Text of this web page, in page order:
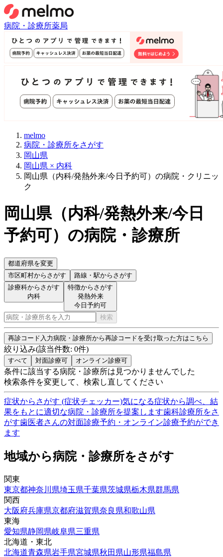
病院・診療所薬局
melmo
病院・診療所をさがす
岡山県
岡山県 × 内科
岡山県（内科/発熱外来/今日予約可）の病院・クリニッ
ク
岡山県（内科/発熱外来/今日
予約可） の病院・診療所
都道府県を変更
市区町村からさがす 路線・駅からさがす
診療科からさがす
内科
特徴からさがす
発熱外来
今日予約可
検索
再診コード入力病院・診療所から再診コードを受け取った方はこちら
絞り込み(該当件数: 0件)
すべて 対面診療可 オンライン診療可
条件に該当する病院・診療所は見つかりませんでした
検索条件を変更して、検索し直してください
症状からさがす (症状チェッカー)気になる症状から調べ、結
果をもとに適切な病院・診療所を提案します歯科診療所をさ
がす歯医者さんの対面診療予約・オンライン診療予約ができ
ます
地域から病院・診療所をさがす
関東
東京都神奈川県埼玉県千葉県茨城県栃木県群馬県
関西
大阪府兵庫県京都府滋賀県奈良県和歌山県
東海
愛知県静岡県岐阜県三重県
北海道・東北
北海道青森県岩手県宮城県秋田県山形県福島県